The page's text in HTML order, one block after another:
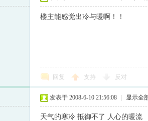
楼主能感觉出冷与暖啊！！
回复 支持 反对
发表于 2008-6-10 21:56:08 显示全
天气的寒冷 抵御不了 人心的暖流